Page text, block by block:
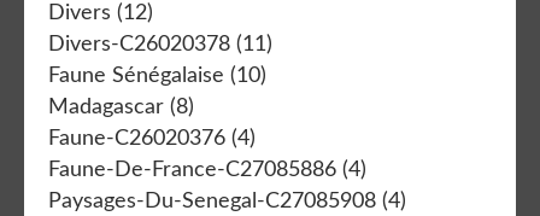
Divers (12)
Divers-C26020378 (11)
Faune Sénégalaise (10)
Madagascar (8)
Faune-C26020376 (4)
Faune-De-France-C27085886 (4)
Paysages-Du-Senegal-C27085908 (4)